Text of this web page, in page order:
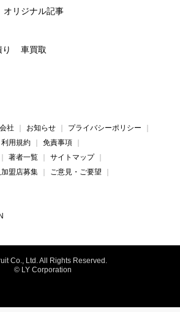
オリジナル記事
車買取
社 お知らせ
プライバシーポリシー
利用規約
免責事項
著者一覧
サイトマップ
盟店募集
ご意見・ご要望
Co., Ltd. All Rights Reserved.
© LY Corporation